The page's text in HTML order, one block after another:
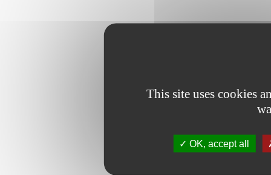
This site uses cookies
OK, accept all